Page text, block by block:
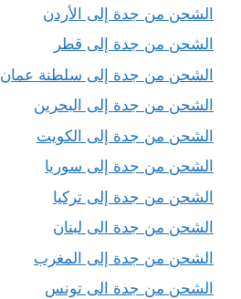
الشحن من جدة إلى الأردن
الشحن من جدة إلى قطر
الشحن من جدة إلى سلطنة عمان
الشحن من جدة إلى البحرين
الشحن من جدة إلى الكويت
الشحن من جدة إلى سوريا
الشحن من جدة إلى تركيا
الشحن من جدة الى لبنان
الشحن من جدة إلى المغرب
الشحن من جدة الى تونس